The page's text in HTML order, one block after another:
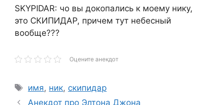
SKYPIDAR: чо вы докопались к моему нику,
это СКИПИДАР, причем тут небесный
вообще???
Оцените анекдот
Метки
имя, ник, скипидар
Анекдот про Элтона Джона